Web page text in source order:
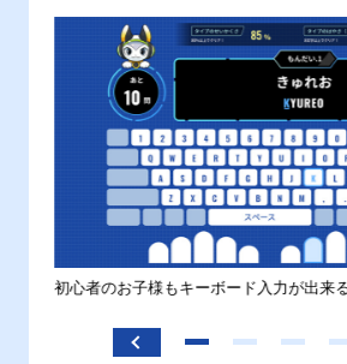
初心者のお子様もキーボード入力が出来